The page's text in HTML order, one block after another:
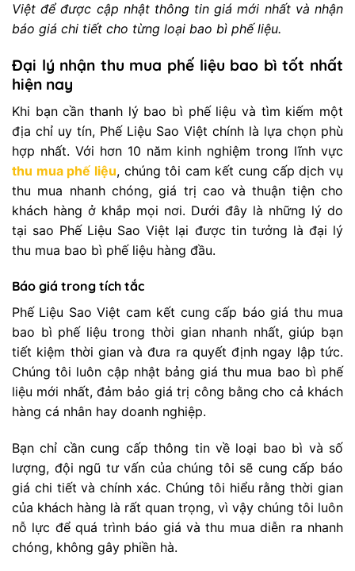
Việt để được cập nhật thông tin giá mới nhất và nhận
báo giá chi tiết cho từng loại bao bì phế liệu.
Đại lý nhận thu mua phế liệu bao bì tốt nhất
hiện nay
Khi bạn cần thanh lý bao bì phế liệu và tìm kiếm một
địa chỉ uy tín, Phế Liệu Sao Việt chính là lựa chọn phù
hợp nhất. Với hơn 10 năm kinh nghiệm trong lĩnh vực
thu mua phế liệu, chúng tôi cam kết cung cấp dịch vụ
thu mua nhanh chóng, giá trị cao và thuận tiện cho
khách hàng ở khắp mọi nơi. Dưới đây là những lý do
tại sao Phế Liệu Sao Việt lại được tin tưởng là đại lý
thu mua bao bì phế liệu hàng đầu.
Báo giá trong tích tắc
Phế Liệu Sao Việt cam kết cung cấp báo giá thu mua
bao bì phế liệu trong thời gian nhanh nhất, giúp bạn
tiết kiệm thời gian và đưa ra quyết định ngay lập tức.
Chúng tôi luôn cập nhật bảng giá thu mua bao bì phế
liệu mới nhất, đảm bảo giá trị công bằng cho cả khách
hàng cá nhân hay doanh nghiệp.
Bạn chỉ cần cung cấp thông tin về loại bao bì và số
lượng, đội ngũ tư vấn của chúng tôi sẽ cung cấp báo
giá chi tiết và chính xác. Chúng tôi hiểu rằng thời gian
của khách hàng là rất quan trọng, vì vậy chúng tôi luôn
nỗ lực để quá trình báo giá và thu mua diễn ra nhanh
chóng, không gây phiền hà.